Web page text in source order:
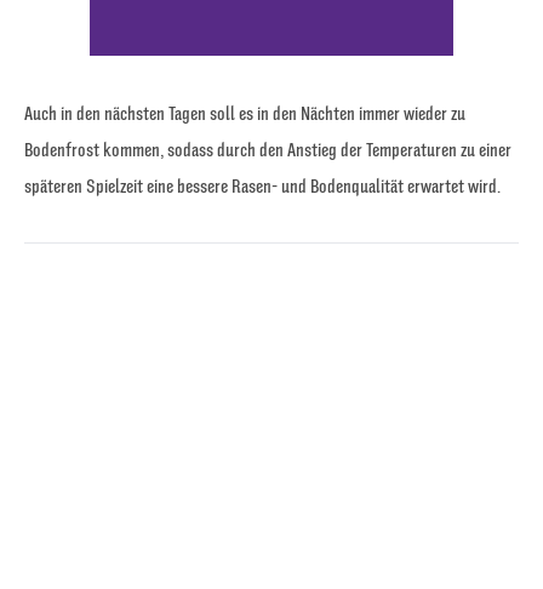
Auch in den nächsten Tagen soll es in den Nächten immer wieder zu
Bodenfrost kommen, sodass durch den Anstieg der Temperaturen zu einer
späteren Spielzeit eine bessere Rasen- und Bodenqualität erwartet wird.